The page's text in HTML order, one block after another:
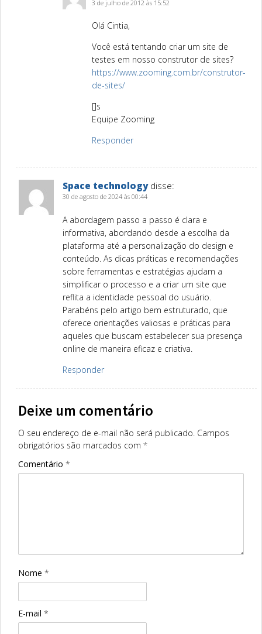
3 de julho de 2012 às 15:52
Olá Cintia,
Você está tentando criar um site de
testes em nosso construtor de sites?
https://www.zooming.com.br/construtor-
de-sites/
[]s
Equipe Zooming
Responder
Space technology disse:
30 de agosto de 2024 às 00:44
A abordagem passo a passo é clara e
informativa, abordando desde a escolha da
plataforma até a personalização do design e
conteúdo. As dicas práticas e recomendações
sobre ferramentas e estratégias ajudam a
simplificar o processo e a criar um site que
reflita a identidade pessoal do usuário.
Parabéns pelo artigo bem estruturado, que
oferece orientações valiosas e práticas para
aqueles que buscam estabelecer sua presença
online de maneira eficaz e criativa.
Responder
Deixe um comentário
O seu endereço de e-mail não será publicado. Campos
obrigatórios são marcados com *
Comentário *
Nome *
E-mail *